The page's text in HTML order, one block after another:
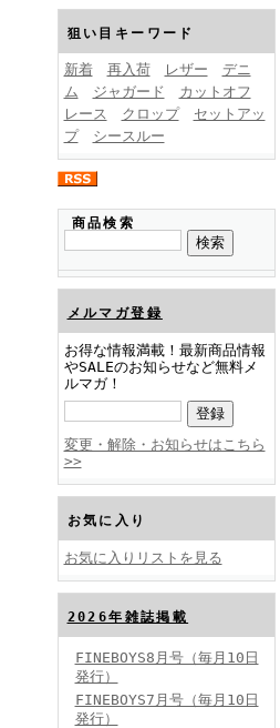
FINEBOYS2024年12月号
FINEBOYS2024年11月号
FINEBOYS2024年10月号
狙い目キーワード
新着 再入荷 レザー
デニ
ム
ジャガード
カットオフ
レース
クロップ
セットアッ
プ
シースルー
商品検索
メルマガ登録
お得な情報満載！最新商品情報
やSALEのお知らせなど無料メ
ルマガ！
変更・解除・お知らせはこちら
>>
お気に入り
お気に入りリストを見る
2026年雑誌掲載
FINEBOYS8月号（毎月10日
発行）
FINEBOYS7月号（毎月10日
発行）